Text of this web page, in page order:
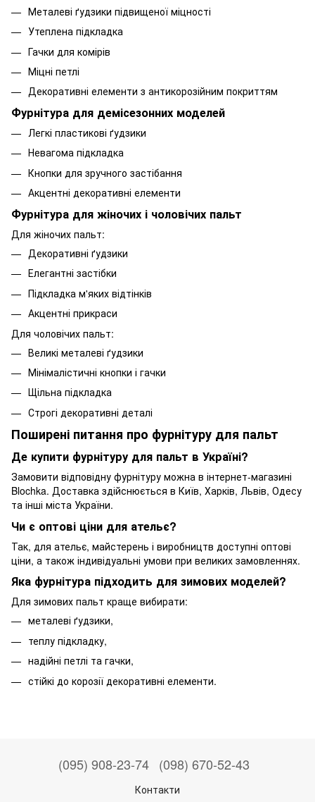
Металеві ґудзики підвищеної міцності
Утеплена підкладка
Гачки для комірів
Міцні петлі
Декоративні елементи з антикорозійним покриттям
Фурнітура для демісезонних моделей
Легкі пластикові ґудзики
Невагома підкладка
Кнопки для зручного застібання
Акцентні декоративні елементи
Фурнітура для жіночих і чоловічих пальт
Для жіночих пальт:
Декоративні ґудзики
Елегантні застібки
Підкладка м'яких відтінків
Акцентні прикраси
Для чоловічих пальт:
Великі металеві ґудзики
Мінімалістичні кнопки і гачки
Щільна підкладка
Строгі декоративні деталі
Поширені питання про фурнітуру для пальт
Де купити фурнітуру для пальт в Україні?
Замовити відповідну фурнітуру можна в інтернет-магазині
Blochka. Доставка здійснюється в Київ, Харків, Львів, Одесу
та інші міста України.
Чи є оптові ціни для ательє?
Так, для ательє, майстерень і виробництв доступні оптові
ціни, а також індивідуальні умови при великих замовленнях.
Яка фурнітура підходить для зимових моделей?
Для зимових пальт краще вибирати:
металеві ґудзики,
теплу підкладку,
надійні петлі та гачки,
стійкі до корозії декоративні елементи.
(095) 908-23-74 (098) 670-52-43
Контакти